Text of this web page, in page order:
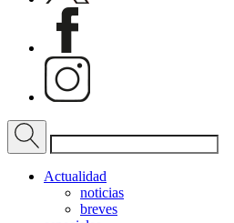
Actualidad
noticias
breves